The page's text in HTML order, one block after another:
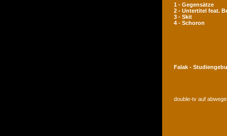
1 - Gegensätze
2 - Untertitel feat.
3 - Skit
4 - Schoron
Falak -
double-tv auf